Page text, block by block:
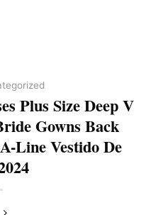
Plus Size Deep V
Gowns Back
Line Vestido De